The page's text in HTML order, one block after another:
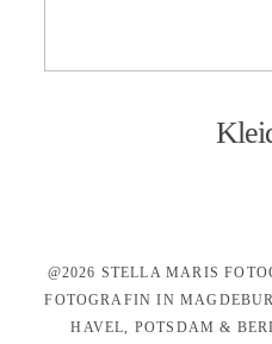
@2026 STELLA MARIS
FOTOGRAFIN IN
HAVEL, POTSDAM &